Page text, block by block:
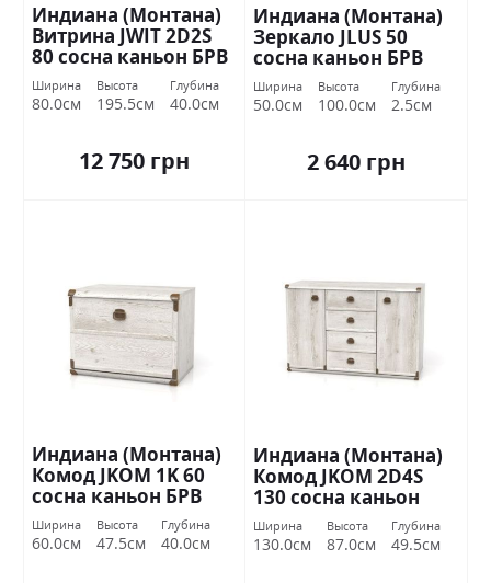
Индиана (Монтана)
Витрина JWIT 2D2S
80 сосна каньон БРВ
Украина
Ширина
80.0см
Высота
195.5см
Глубина
40.0см
12 750 грн
Индиана (Монтана)
Зеркало JLUS 50
сосна каньон БРВ
Украина
Ширина
50.0см
Высота
100.0см
Глубина
2.5см
2 640 грн
Индиана (Монтана)
Комод JKOM 1K 60
сосна каньон БРВ
Украина
Ширина
60.0см
Высота
47.5см
Глубина
40.0см
Индиана (Монтана)
Комод JKOM 2D4S
130 сосна каньон
БРВ Украина
Ширина
130.0см
Высота
87.0см
Глубина
49.5см